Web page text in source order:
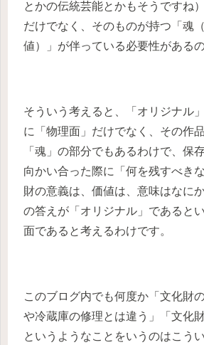
とかの伝統芸能とかもそうですね
だけでなく、そのものが持つ「魂
値）」が伴っている必要性があるの
そういう考えると、「オリジナル
に「物理面」だけでなく、その作
「魂」の部分でもあるわけで、保
向かい合った際に「何を残すべき
財の意義は、価値は、意味はなに
の答えが「オリジナル」であると
面であると考えるわけです。
このブログ内でも何度か「文化財
や冷蔵庫の修理とは違う」「文化
というようなことをいうのはこう